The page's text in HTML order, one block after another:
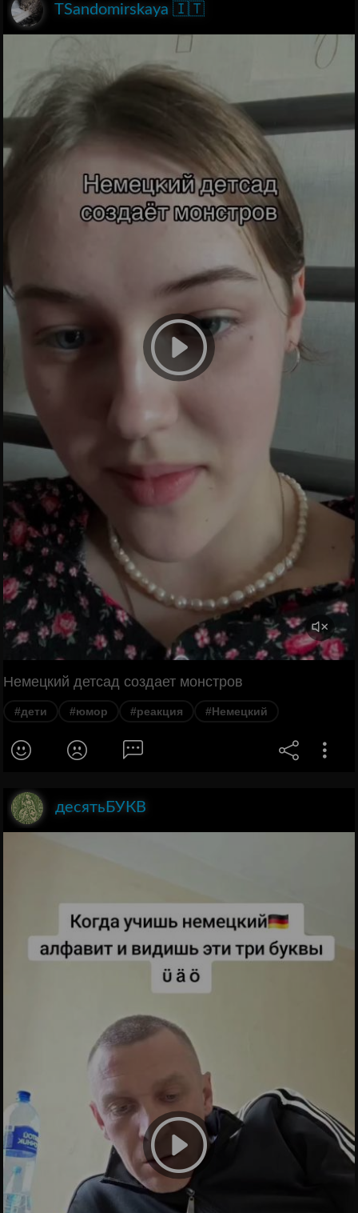
TSandomirskaya 🇮🇹
Немецкий детсад создает монстров
#дети #юмор #реакция #Немецкий
десятьБУКВ